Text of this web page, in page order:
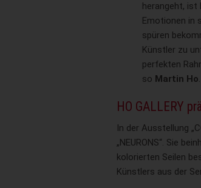
herangeht, ist
Emotionen in
spüren
Künstler zu
perfekten
so Martin Ho.
HO GALLERY
In der Ausstellung
„NEURONS“. Sie
kolorierten Seilen
Künstlers aus der